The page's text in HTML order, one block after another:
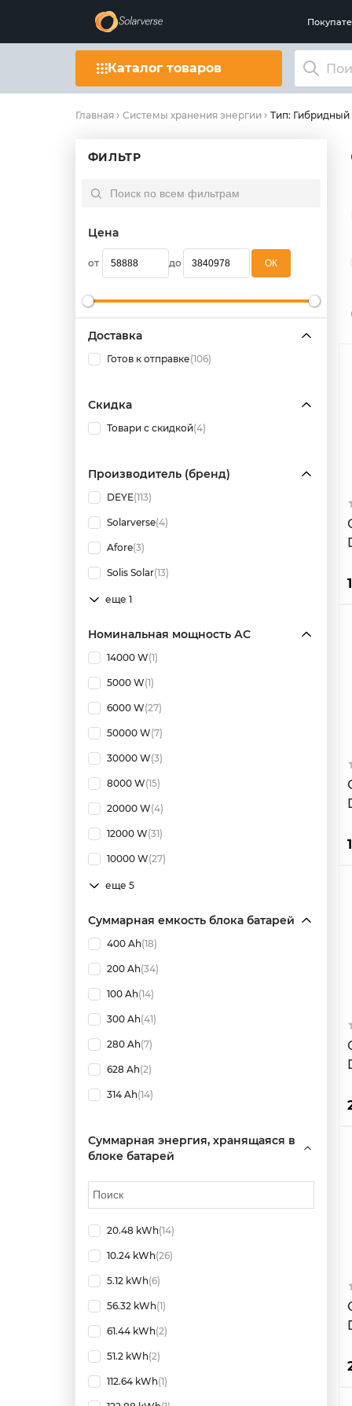
Каталог товаров
Главная Системы хранения энергии Тип: Гибридный
ФИЛЬТР
Цена
от до OК
Доставка
Готов к отправке(106)
Скидка
Товари с скидкой(4)
Производитель (бренд)
DEYE(113)
Solarverse(4)
Afore(3)
Solis Solar(13)
еще 1
Номинальная мощность АС
14000 W(1)
5000 W(1)
6000 W(27)
50000 W(7)
30000 W(3)
8000 W(15)
20000 W(4)
12000 W(31)
10000 W(27)
еще 5
Суммарная емкость блока батарей
400 Ah(18)
200 Ah(34)
100 Ah(14)
300 Ah(41)
280 Ah(7)
628 Ah(2)
314 Ah(14)
Суммарная энергия, хранящаяся в
блоке батарей
20.48 kWh(14)
10.24 kWh(26)
5.12 kWh(6)
56.32 kWh(1)
61.44 kWh(2)
51.2 kWh(2)
112.64 kWh(1)